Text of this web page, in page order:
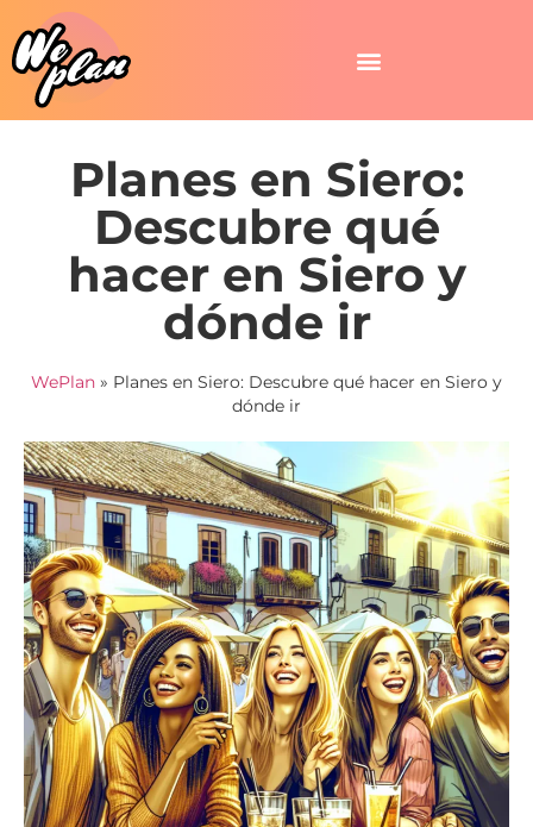
Planes en Siero:
Descubre qué
hacer en Siero y
dónde ir
WePlan » Planes en Siero: Descubre qué hacer en Siero y
dónde ir